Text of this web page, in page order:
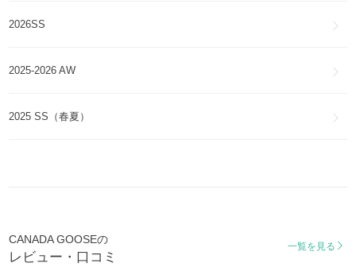
HYBRIDGE DOWN COAT
SNOW MANTRA PARKA
CITADEL
ERICKSON
2026SS
2025-2026 AW
2025 SS（春夏）
CANADA GOOSEの
レビュー・口コミ
一覧を見る